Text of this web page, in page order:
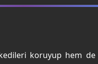
koruyup hem de